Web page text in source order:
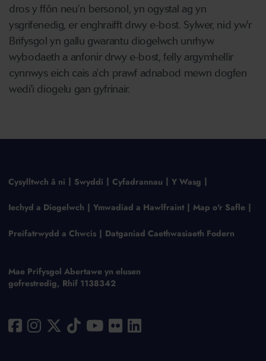
dros y ffôn neu’n bersonol, yn ogystal ag yn
ysgrifenedig, er enghraifft drwy e-bost. Sylwer, nid yw'r
Brifysgol yn gallu gwarantu diogelwch unrhyw
wybodaeth a anfonir drwy e-bost, felly argymhellir
cynnwys eich cais a'ch prawf adnabod mewn dogfen
wedi'i diogelu gan gyfrinair.
Cysylltwch â ni Swyddi Cyfadrannau Y Wasg
Iechyd a Diogelwch Ymwadiad a Hawlfraint Map o'r Safle
Preifatrwydd a Chwcis Datganiad Caethwasiaeth Fodern
Mae Prifysgol Abertawe yn elusen
gofrestredig, Rhif 1138342